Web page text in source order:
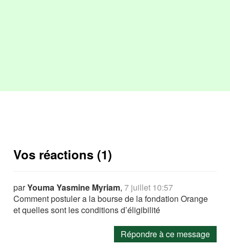
Vos réactions (1)
parYouma Yasmine Myriam,7 juillet 10:57
Comment postuler a la bourse de la fondation Orange
et quelles sont les conditions d’éligibilité
Répondre à ce message